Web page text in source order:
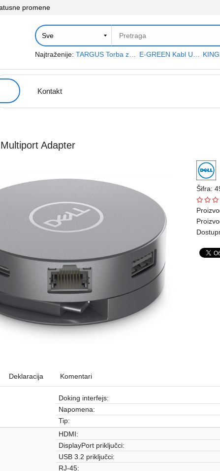
promene
Najtraženije: TARGUS Torba za notebook 15.6" TAR300
Kontakt
Adapter
Šifra:
Deklaracija Komentari
Doking interfejs:
Napomena:
Tip:
HDMI:
DisplayPort priključci:
USB 3.2 priključci:
RJ-45: